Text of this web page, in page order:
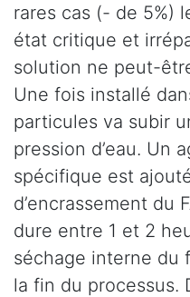
rares cas (- de 5%)
état critique et
solution ne peut-
Une fois installé
particules va subir
pression d’eau. Un
spécifique est
d’encrassement du
dure entre 1 et 2
séchage interne du
la fin du processus.